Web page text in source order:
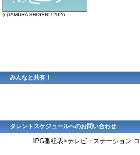
(c)TAMURA SHIGERU 2026
みんなと共有！
タレントスケジュールへのお問い合わせ
IPG番組表×テレビ・ステーション